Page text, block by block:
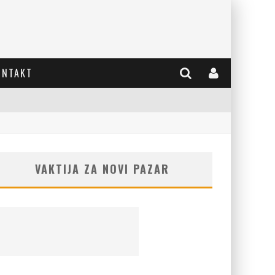
VAKTIJA ZA NOVI PAZAR